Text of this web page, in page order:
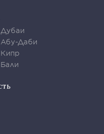
Дубаи
Абу-Даби
Кипр
Бали